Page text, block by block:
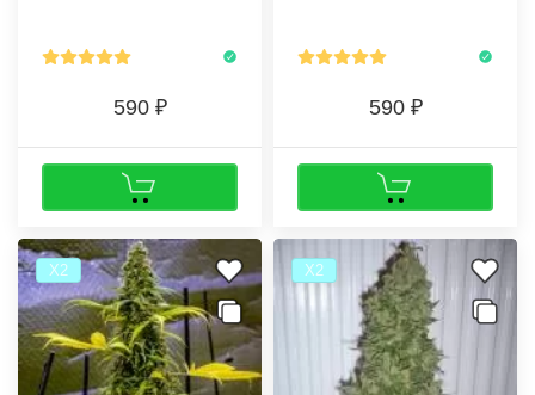
590 590
Х2 Х2